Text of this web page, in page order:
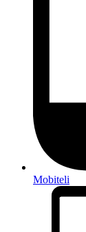
Mobiteli